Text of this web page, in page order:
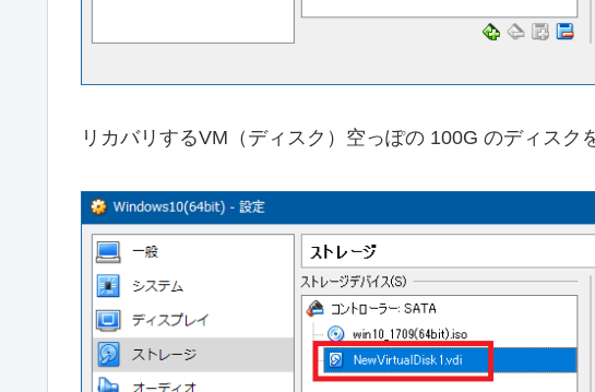
リカバリするVM（ディスク）空っぽの 100G のディスク